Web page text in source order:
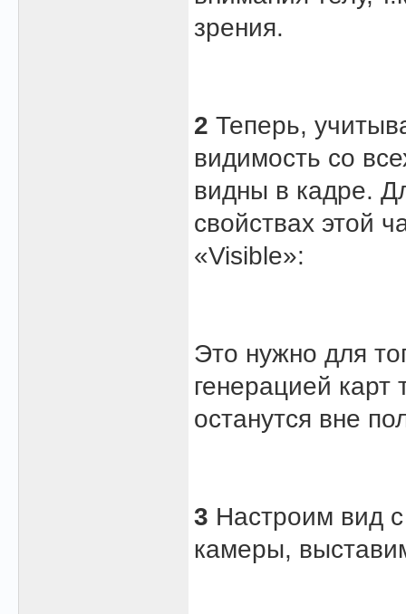
зрения.
2 Теперь,
видимость со
видны в кадре.
свойствах этой
«Visible»:
Это нужно для
генерацией карт
останутся вне
3 Настроим вид
камеры,